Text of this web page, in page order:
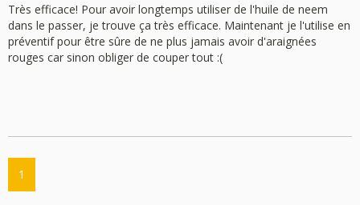
Très efficace! Pour avoir longtemps utiliser de l'huile de neem
dans le passer, je trouve ça très efficace. Maintenant je l'utilise en
préventif pour être sûre de ne plus jamais avoir d'araignées
rouges car sinon obliger de couper tout :(
1